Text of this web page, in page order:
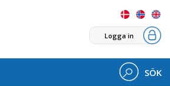
Logga in
SÖK